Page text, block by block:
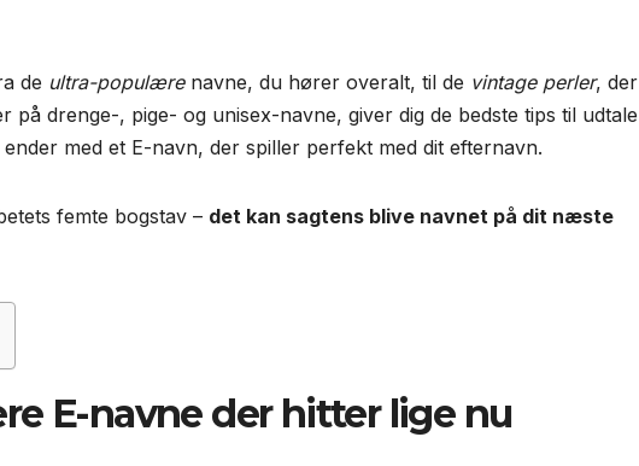
de ultra-populærenavne, du hører overalt, til de vintage perler, der
på drenge-, pige- og unisex-navne, giver dig de bedste tips til udtale
med et E-navn, der spiller perfekt med dit efternavn.
femte bogstav – det kan sagtens blive navnet på dit næste
E-navne der hitter lige nu